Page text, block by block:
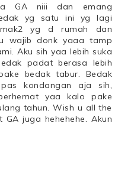
GA niii dan emang
yg satu ini yg lagi
yg d rumah dan
wajib donk yaaa tamp
Aku sih yaa lebih suka
padat berasa lebih
bedak tabur. Bedak
kondangan aja sih,
yaa kalo pake
tahun. Wish u all the
juga hehehehe. Akun